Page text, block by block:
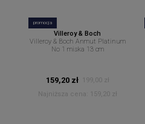
promocja
Villeroy & Boch
Villeroy & Boch Anmut Platinum
No 1 miska 13 cm
159,20 zł
199,00 zł
Najniższa cena:
159,20 zł